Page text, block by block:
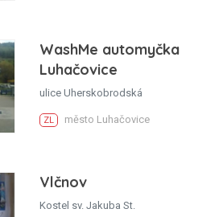
WashMe automyčka
Luhačovice
ulice Uherskobrodská
ZL město Luhačovice
Vlčnov
Kostel sv. Jakuba St.